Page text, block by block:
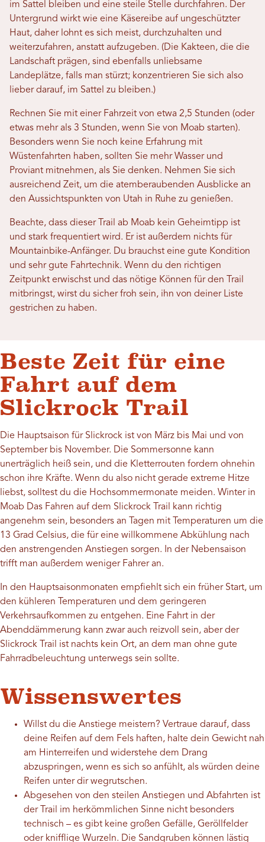
im Sattel bleiben und eine steile Stelle durchfahren. Der
Untergrund wirkt wie eine Käsereibe auf ungeschützter
Haut, daher lohnt es sich meist, durchzuhalten und
weiterzufahren, anstatt aufzugeben. (Die Kakteen, die die
Landschaft prägen, sind ebenfalls unliebsame
Landeplätze, falls man stürzt; konzentrieren Sie sich also
lieber darauf, im Sattel zu bleiben.)
Rechnen Sie mit einer Fahrzeit von etwa 2,5 Stunden (oder
etwas mehr als 3 Stunden, wenn Sie von Moab starten).
Besonders wenn Sie noch keine Erfahrung mit
Wüstenfahrten haben, sollten Sie mehr Wasser und
Proviant mitnehmen, als Sie denken. Nehmen Sie sich
ausreichend Zeit, um die atemberaubenden Ausblicke an
den Aussichtspunkten von Utah in Ruhe zu genießen.
Beachte, dass dieser Trail ab Moab kein Geheimtipp ist
und stark frequentiert wird. Er ist außerdem nichts für
Mountainbike-Anfänger. Du brauchst eine gute Kondition
und sehr gute Fahrtechnik. Wenn du den richtigen
Zeitpunkt erwischst und das nötige Können für den Trail
mitbringst, wirst du sicher froh sein, ihn von deiner Liste
gestrichen zu haben.
Beste Zeit für eine
Fahrt auf dem
Slickrock Trail
Die Hauptsaison für Slickrock ist von März bis Mai und von
September bis November. Die Sommersonne kann
unerträglich heiß sein, und die Kletterrouten fordern ohnehin
schon ihre Kräfte. Wenn du also nicht gerade extreme Hitze
liebst, solltest du die Hochsommermonate meiden. Winter in
Moab Das Fahren auf dem Slickrock Trail kann richtig
angenehm sein, besonders an Tagen mit Temperaturen um die
13 Grad Celsius, die für eine willkommene Abkühlung nach
den anstrengenden Anstiegen sorgen. In der Nebensaison
trifft man außerdem weniger Fahrer an.
In den Hauptsaisonmonaten empfiehlt sich ein früher Start, um
den kühleren Temperaturen und dem geringeren
Verkehrsaufkommen zu entgehen. Eine Fahrt in der
Abenddämmerung kann zwar auch reizvoll sein, aber der
Slickrock Trail ist nachts kein Ort, an dem man ohne gute
Fahrradbeleuchtung unterwegs sein sollte.
Wissenswertes
Willst du die Anstiege meistern? Vertraue darauf, dass
deine Reifen auf dem Fels haften, halte dein Gewicht nah
am Hinterreifen und widerstehe dem Drang
abzuspringen, wenn es sich so anfühlt, als würden deine
Reifen unter dir wegrutschen.
Abgesehen von den steilen Anstiegen und Abfahrten ist
der Trail im herkömmlichen Sinne nicht besonders
technisch – es gibt keine großen Gefälle, Geröllfelder
oder knifflige Wurzeln. Die Sandgruben können lästig